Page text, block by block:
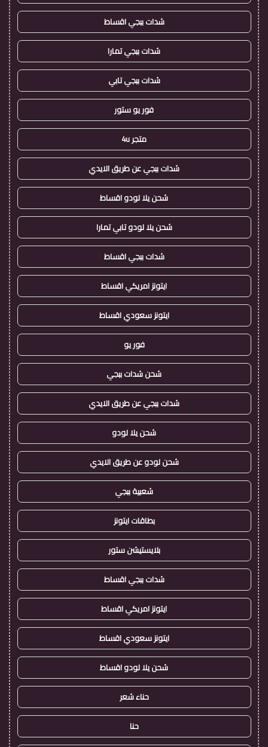
شدات ببجي اقساط
شدات ببجي تمارا
شدات ببجي تابي
فور يو ستور
متجر 4u
شدات ببجي عن طريق الايدي
شحن يلا لودو اقساط
شحن يلا لودو تابي تمارا
شدات ببجي اقساط
ايتونز امريكي اقساط
ايتونز سعودي اقساط
فور يو
شحن شدات ببجي
شدات ببجي عن طريق الايدي
شحن يلا لودو
شحن لودو عن طريق الايدي
شعبية ببجي
بطاقات ايتونز
بلايستيشن ستور
شدات ببجي اقساط
ايتونز امريكي اقساط
ايتونز سعودي اقساط
شحن يلا لودو اقساط
حناء شعر
حنا